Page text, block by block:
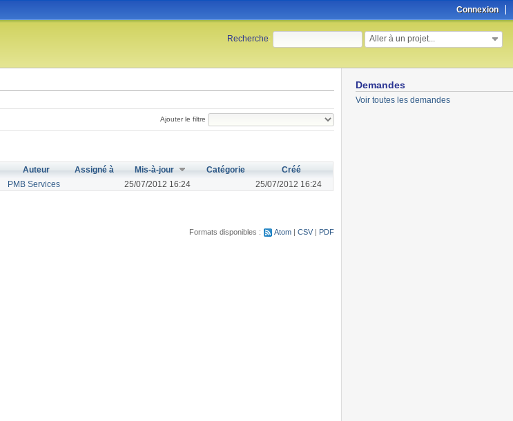
Connexion
Recherche: Aller à un projet...
Demandes
Voir toutes les demandes
Ajouter le filtre
Auteur Assigné à Mis-à-jour Catégorie
Créé
PMB Services 25/07/2012 16:24 25/07/2012 16:24
Formats disponibles : Atom CSV PDF